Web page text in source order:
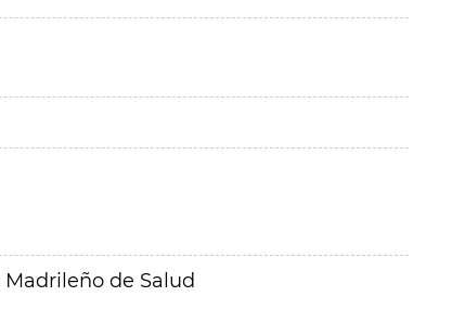
Madrileño de Salud